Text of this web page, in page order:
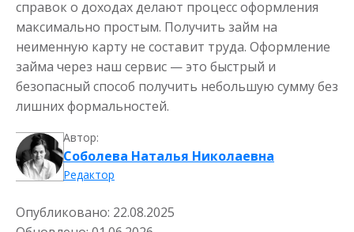
справок о доходах делают процесс оформления
максимально простым. Получить займ на
неименную карту не составит труда. Оформление
займа через наш сервис — это быстрый и
безопасный способ получить небольшую сумму без
лишних формальностей.
Автор:
Соболева Наталья Николаевна
Редактор
Опубликовано: 22.08.2025